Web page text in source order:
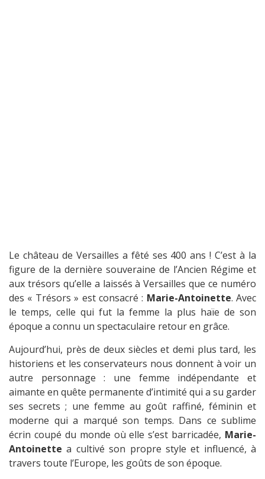
Le château de Versailles a fêté ses 400 ans ! C’est à la
figure de la dernière souveraine de l’Ancien Régime et
aux trésors qu’elle a laissés à Versailles que ce numéro
des « Trésors » est consacré : Marie-Antoinette. Avec
le temps, celle qui fut la femme la plus haïe de son
époque a connu un spectaculaire retour en grâce.
Aujourd’hui, près de deux siècles et demi plus tard, les
historiens et les conservateurs nous donnent à voir un
autre personnage : une femme indépendante et
aimante en quête permanente d’intimité qui a su garder
ses secrets ; une femme au goût raffiné, féminin et
moderne qui a marqué son temps. Dans ce sublime
écrin coupé du monde où elle s’est barricadée, Marie-
Antoinette a cultivé son propre style et influencé, à
travers toute l’Europe, les goûts de son époque.